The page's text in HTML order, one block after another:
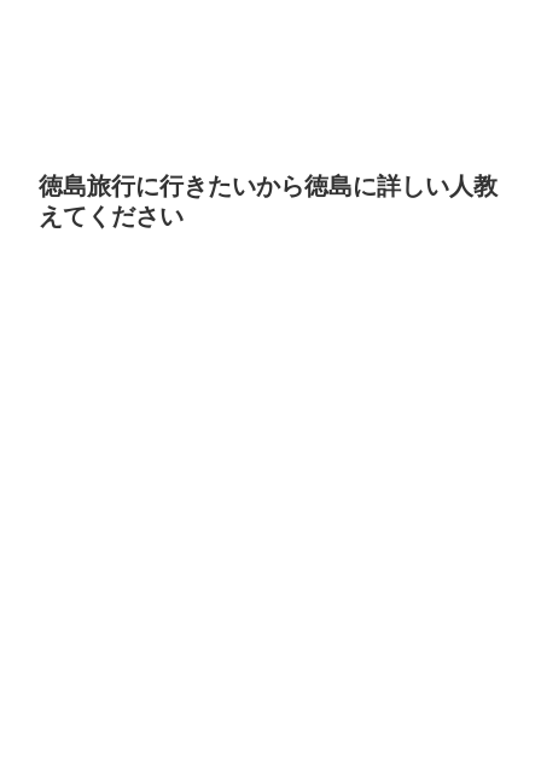
徳島旅行に行きたいから徳島に詳しい人教
えてください